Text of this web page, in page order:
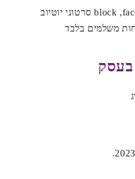
משלמים בלבד
בעסק